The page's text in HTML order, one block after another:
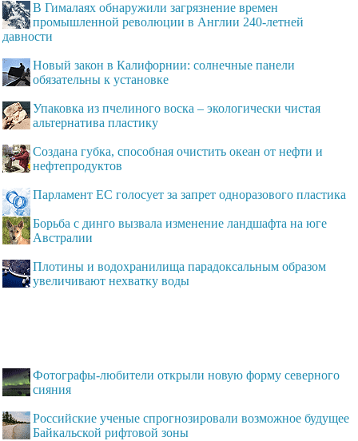
В Гималаях обнаружили загрязнение времен
промышленной революции в Англии 240-летней
давности
Новый закон в Калифорнии: солнечные панели
обязательны к установке
Упаковка из пчелиного воска – экологически чистая
альтернатива пластику
Создана губка, способная очистить океан от нефти и
нефтепродуктов
Парламент ЕС голосует за запрет одноразового пластика
Борьба с динго вызвала изменение ландшафта на юге
Австралии
Плотины и водохранилища парадоксальным образом
увеличивают нехватку воды
Фотографы-любители открыли новую форму северного
сияния
Российские ученые спрогнозировали возможное будущее
Байкальской рифтовой зоны